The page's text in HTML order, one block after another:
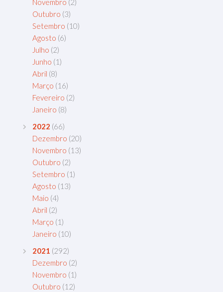
Novembro (2)
Outubro (3)
Setembro (10)
Agosto (6)
Julho (2)
Junho (1)
Abril (8)
Março (16)
Fevereiro (2)
Janeiro (8)
2022 (66)
Dezembro (20)
Novembro (13)
Outubro (2)
Setembro (1)
Agosto (13)
Maio (4)
Abril (2)
Março (1)
Janeiro (10)
2021 (292)
Dezembro (2)
Novembro (1)
Outubro (12)